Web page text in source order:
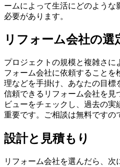
ームによって生活にどのような
必要があります。
リフォーム会社の選
プロジェクトの規模と複雑さに
フォーム会社に依頼することを
理などを手掛け、あなたの目標
信頼できるリフォーム会社を見
ビューをチェックし、過去の
重要です。ご相談は無料ですの
設計と見積もり
リフォーム会社を選んだら、次